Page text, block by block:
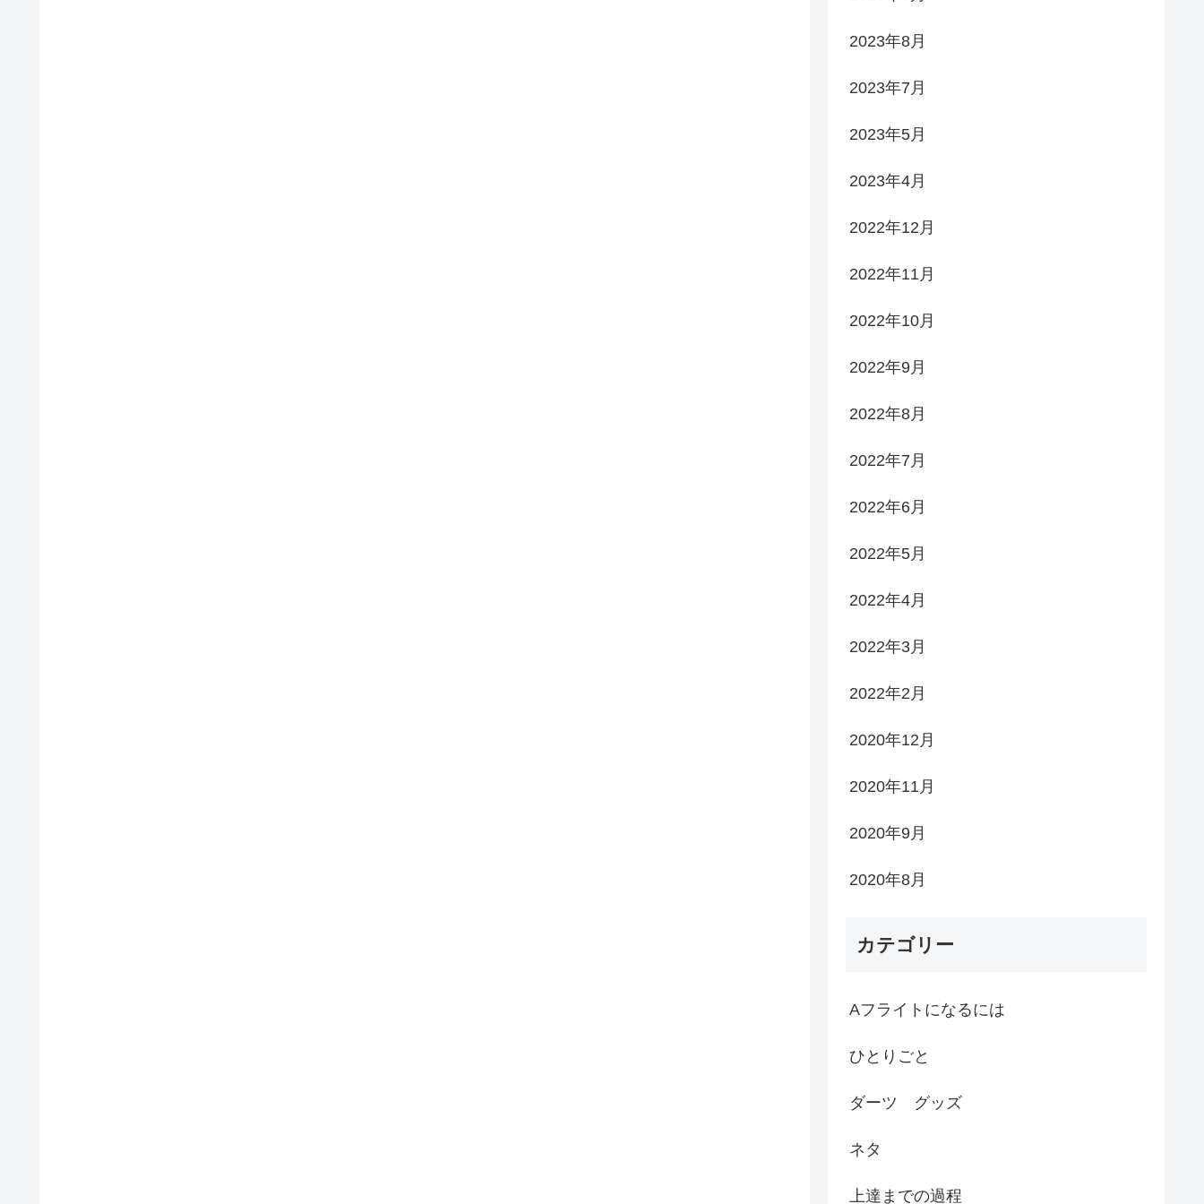
2023年8月
2023年7月
2023年5月
2023年4月
2022年12月
2022年11月
2022年10月
2022年9月
2022年8月
2022年7月
2022年6月
2022年5月
2022年4月
2022年3月
2022年2月
2020年12月
2020年11月
2020年9月
2020年8月
カテゴリー
Aフライトになるには
ひとりごと
ダーツ グッズ
ネタ
上達までの過程